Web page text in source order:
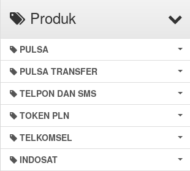
Produk
PULSA
PULSA TRANSFER
TELPON DAN SMS
TOKEN PLN
TELKOMSEL
INDOSAT